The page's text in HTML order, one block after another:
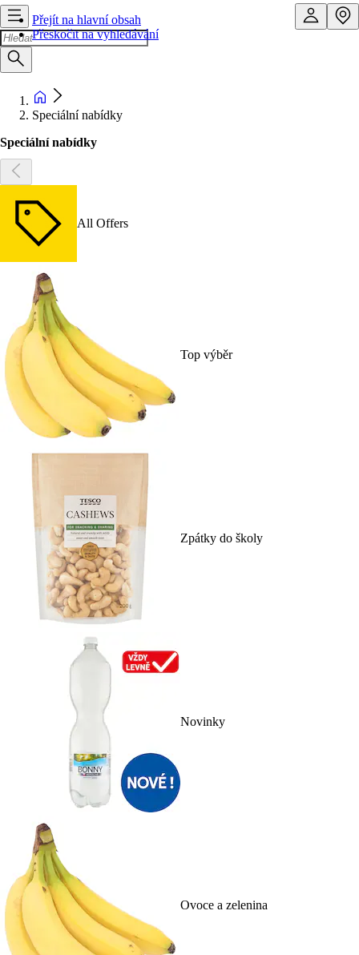
Přejít na hlavní obsah
Přeskočit na vyhledávání
Speciální nabídky
Speciální nabídky
All Offers
Top výběr
Zpátky do školy
Novinky
Ovoce a zelenina